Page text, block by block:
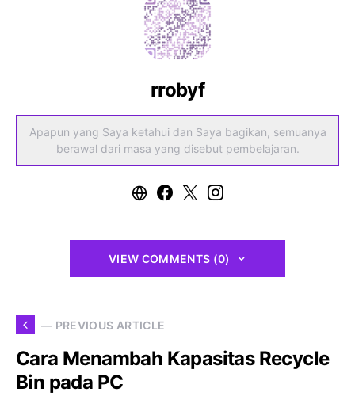
rrobyf
Apapun yang Saya ketahui dan Saya bagikan, semuanya
berawal dari masa yang disebut pembelajaran.
VIEW COMMENTS (0)
— PREVIOUS ARTICLE
Cara Menambah Kapasitas Recycle
Bin pada PC